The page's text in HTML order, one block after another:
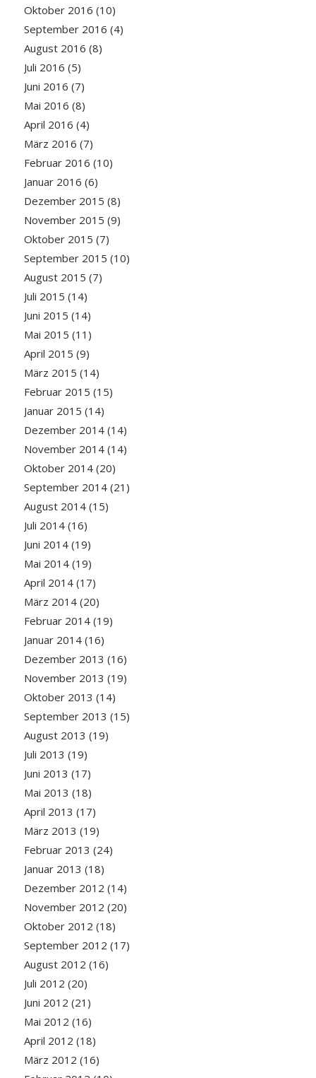
Oktober 2016 (10)
September 2016 (4)
August 2016 (8)
Juli 2016 (5)
Juni 2016 (7)
Mai 2016 (8)
April 2016 (4)
März 2016 (7)
Februar 2016 (10)
Januar 2016 (6)
Dezember 2015 (8)
November 2015 (9)
Oktober 2015 (7)
September 2015 (10)
August 2015 (7)
Juli 2015 (14)
Juni 2015 (14)
Mai 2015 (11)
April 2015 (9)
März 2015 (14)
Februar 2015 (15)
Januar 2015 (14)
Dezember 2014(14)
November 2014(14)
Oktober 2014(20)
September 2014(21)
August 2014(15)
Juli 2014(16)
Juni 2014(19)
Mai 2014(19)
April 2014(17)
März 2014(20)
Februar 2014(19)
Januar 2014(16)
Dezember 2013 (16)
November 2013 (19)
Oktober 2013 (14)
September 2013 (15)
August 2013 (19)
Juli 2013 (19)
Juni 2013 (17)
Mai 2013 (18)
April 2013 (17)
März 2013 (19)
Februar 2013 (24)
Januar 2013 (18)
Dezember 2012 (14)
November 2012 (20)
Oktober 2012 (18)
September 2012 (17)
August 2012 (16)
Juli 2012 (20)
Juni 2012 (21)
Mai 2012 (16)
April 2012 (18)
März 2012 (16)